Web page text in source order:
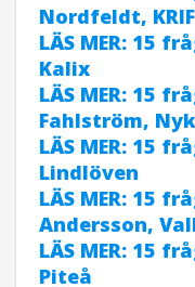
Nordfeldt, KRIF
LÄS MER: 15
Kalix
LÄS MER: 15
Fahlström,
LÄS MER: 15
Lindlöven
LÄS MER: 15
Andersson,
LÄS MER: 15
Piteå